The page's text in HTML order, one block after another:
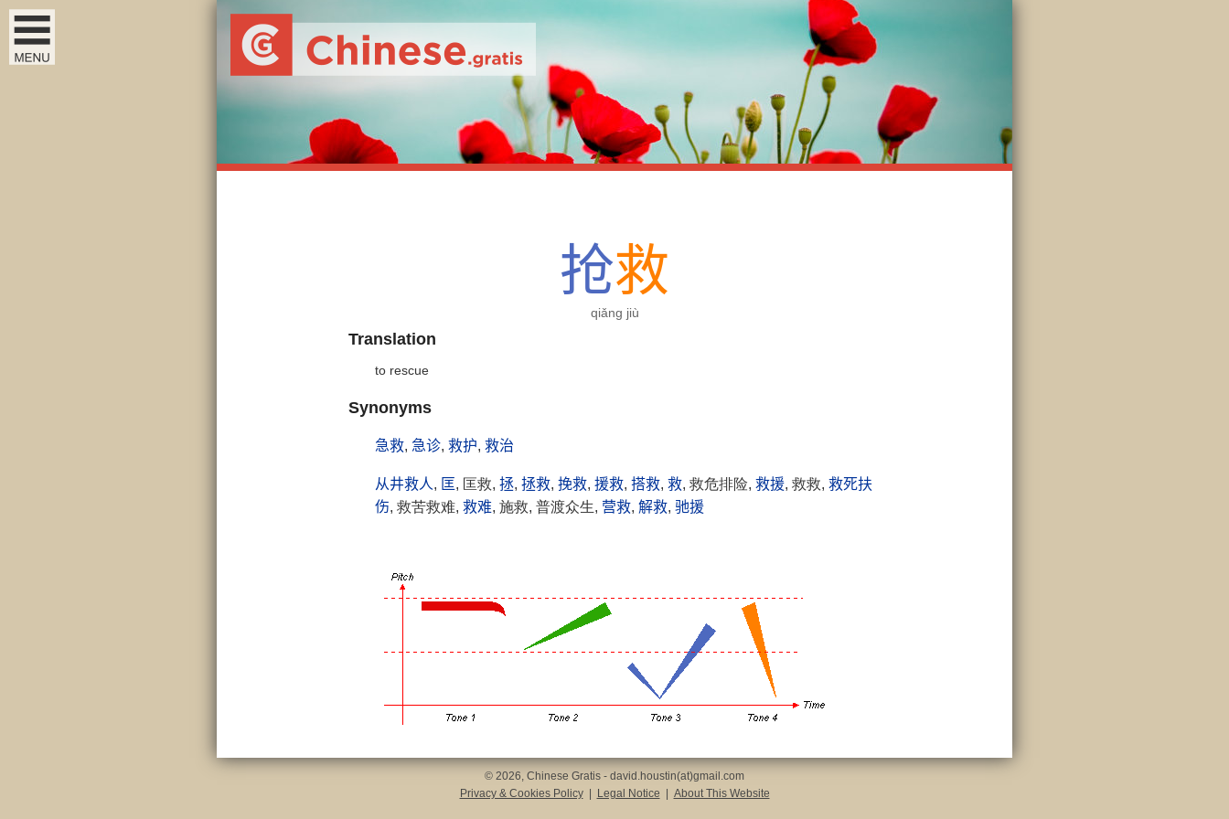
抢救
qiǎng jiù
Translation
to rescue
Synonyms
急救, 急诊, 救护, 救治
从井救人, 匡, 匡救, 拯, 拯救, 挽救, 援救, 搭救, 救, 救危排险, 救援, 救救, 救死扶
伤, 救苦救难, 救难, 施救, 普渡众生, 营救, 解救, 驰援
© 2026, Chinese Gratis - david.houstin(at)gmail.com
Privacy & Cookies Policy
Legal Notice About This Website